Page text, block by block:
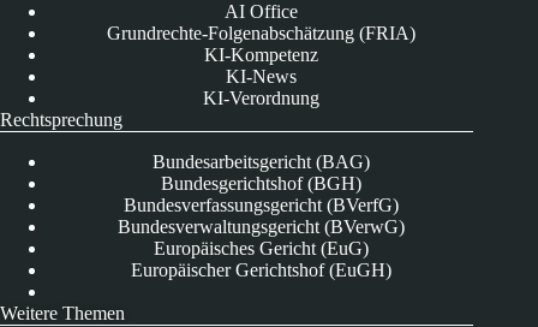
AI Office
Grundrechte-Folgenabschätzung (FRIA)
KI-Kompetenz
KI-News
KI-Verordnung
Rechtsprechung
Bundesarbeitsgericht (BAG)
Bundesgerichtshof (BGH)
Bundesverfassungsgericht (BVerfG)
Bundesverwaltungsgericht (BVerwG)
Europäisches Gericht (EuG)
Europäischer Gerichtshof (EuGH)
Weitere Themen